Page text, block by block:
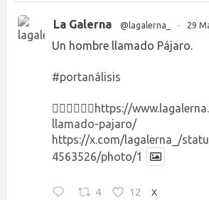
La Galerna @lagalerna_ · 29
Un hombre llamado Pájaro.
#portanálisis
👉🏻👉🏻👉🏻 https://
llamado-pajaro/
https://x.com/lagalerna_/
4563526/photo/1
4 12 X